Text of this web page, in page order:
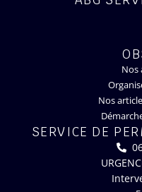
Nos
Nos
SERVICE DE